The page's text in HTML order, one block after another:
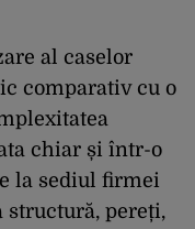
al caselor
comparativ cu o
chiar și într-o
la sediul firmei
structură, pereți,